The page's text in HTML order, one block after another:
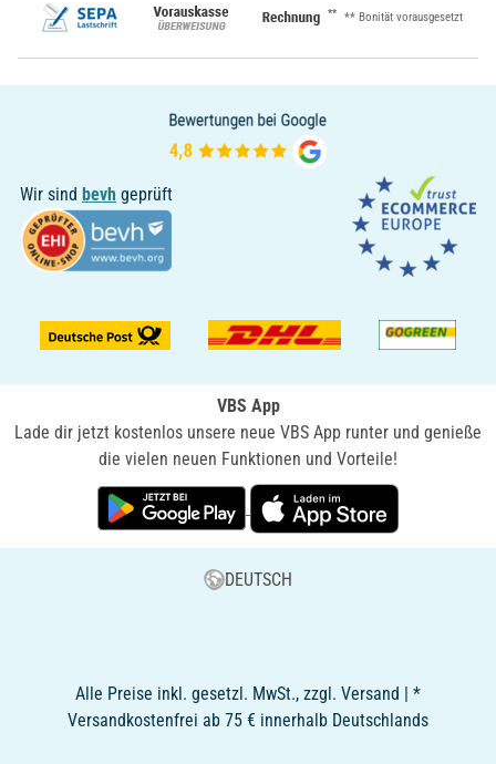
** ** Bonität vorausgesetzt
Wir sind bevh geprüft
VBS App
Lade dir jetzt kostenlos unsere neue VBS App runter und genieße
die vielen neuen Funktionen und Vorteile!
DEUTSCH
Alle Preise inkl. gesetzl. MwSt., zzgl. Versand | *
Versandkostenfrei ab 75 € innerhalb Deutschlands